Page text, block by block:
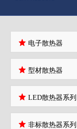
电子散热器
型材散热器
LED散热器系列
非标散热器系列